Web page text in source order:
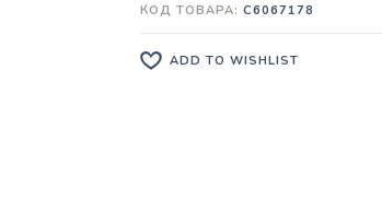
КОД ТОВАРА: C6067178
ADD TO WISHLIST